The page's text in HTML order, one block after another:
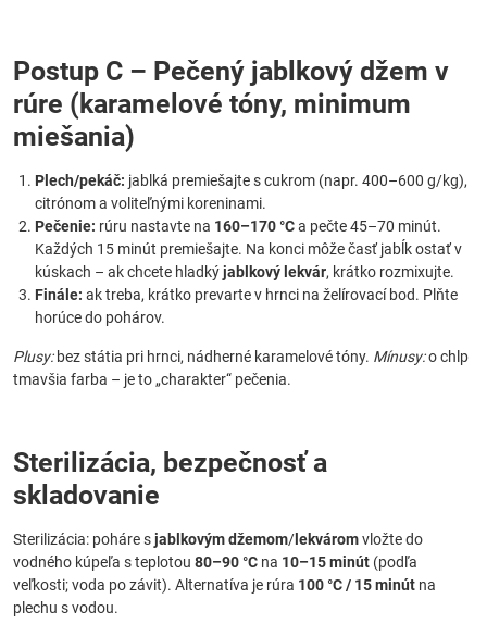
Postup C – Pečený jablkový džem v
rúre (karamelové tóny, minimum
miešania)
Plech/pekáč: jablká premiešajte s cukrom (napr. 400–600 g/kg),
citrónom a voliteľnými koreninami.
Pečenie: rúru nastavte na 160–170 °Ca pečte 45–70 minút.
Každých 15 minút premiešajte. Na konci môže časť jabĺk ostať v
kúskach – ak chcete hladkýjablkový lekvár, krátko rozmixujte.
Finále: ak treba, krátko prevarte v hrnci na želírovací bod. Plňte
horúce do pohárov.
Plusy:bez státia pri hrnci, nádherné karamelové tóny. Mínusy:o chlp
tmavšia farba – je to „charakter“ pečenia.
Sterilizácia, bezpečnosť a
skladovanie
Sterilizácia: poháre sjablkovým džemom/ lekváromvložte do
vodného kúpeľa s teplotou 80–90 °C na 10–15 minút (podľa
veľkosti; voda po závit). Alternatíva je rúra 100 °C / 15 minút na
plechu s vodou.